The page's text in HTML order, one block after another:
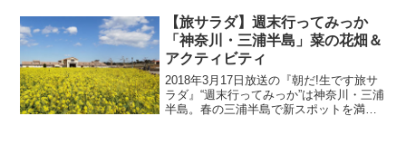
【旅サラダ】週末行ってみっか
「神奈川・三浦半島」菜の花畑＆
アクティビティ
2018年3月17日放送の『朝だ!生です旅サ
ラダ』“週末行ってみっか”は神奈川・三浦
半島。春の三浦半島で新スポットを満